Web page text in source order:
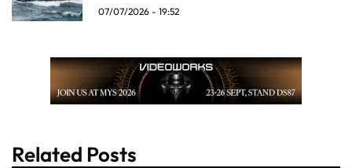
07/07/2026 - 19:52
Related Posts